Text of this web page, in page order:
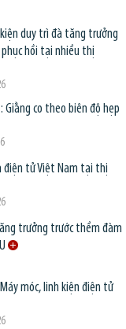
duy trì đà tăng trưởng
hồi tại nhiều thị
co theo biên độ hẹp
điện tử Việt Nam tại thị
trưởng trước thềm đàm
móc, linh kiện điện tử